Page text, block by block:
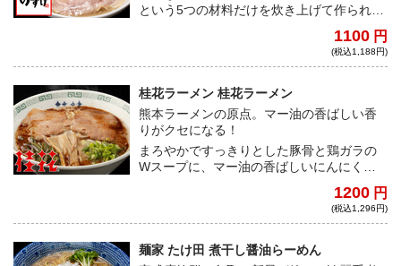
宅麺で味わうことができる。ラーメン界を
代表する一杯は老若男女問わずどんな方に
という5つの材料だけを炊き上げて作られた
味があっさり！！ぐいっと飲み干せる一杯
1100 円
(税込1,188円)
桂花ラーメン 桂花ラーメン
熊本ラーメンの原点。マー油の香ばしい香
りがクセになる！
まろやかですっきりとした豚骨と鶏ガラの
Wスープに、マー油の香ばしいにんにくの
30年から受け継がれる、唯一無二のラーメ
1200 円
(税込1,296円)
麺家 たけ田 煮干し醤油らーめん